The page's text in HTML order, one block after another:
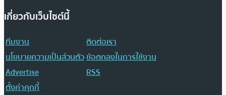
เกี่ยวกับเว็บไซต์นี้
ทีมงาน
ติดต่อเรา
นโยบายความเป็นส่วนตัวข้อตกลงในการใช้งาน
Advertise
RSS
ตั้งค่าคุกกี้